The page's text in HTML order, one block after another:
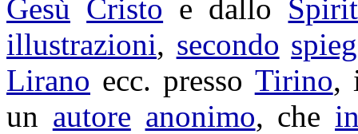
Gesù Cristo e dallo
illustrazioni, secondo
Lirano ecc. presso Tirino,
un autore anonimo, che